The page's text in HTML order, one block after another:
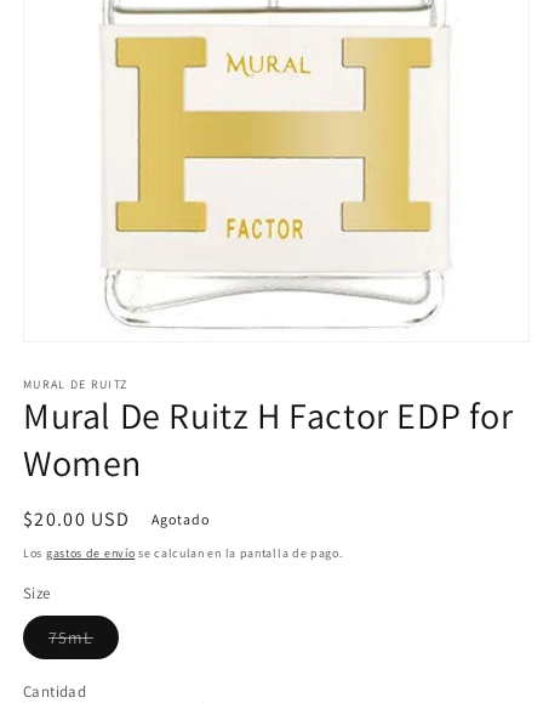
multimedia
1
en
ventana
modal
MURAL DE RUITZ
Mural De Ruitz H Factor EDP for
Women
Precio
habitual
$20.00 USD Agotado
Los gastos de envío se calculan en la pantalla de pago.
Size
75mLVariante
agotada
Cantidad